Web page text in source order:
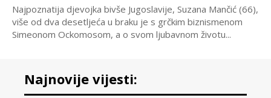
Najpoznatija djevojka bivše Jugoslavije, Suzana Mančić (66),
više od dva desetljeća u braku je s grčkim biznismenom
Simeonom Ockomosom, a o svom ljubavnom životu...
Najnovije vijesti: